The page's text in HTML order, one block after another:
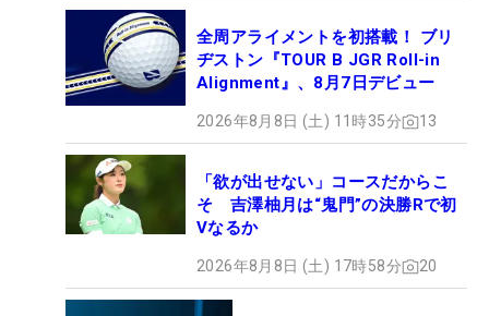
全周アライメントを初搭載！ ブリ
ヂストン『TOUR B JGR Roll-in
Alignment』、8月7日デビュー
2026年8月8日 (土) 11時35分 13
「欲が出せない」コースだからこ
そ 吉澤柚月は“鬼門”の決勝Rで初
Vなるか
2026年8月8日 (土) 17時58分 20